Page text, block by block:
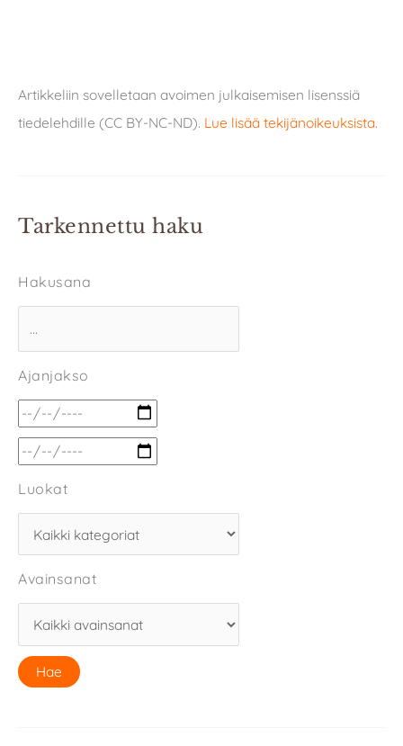
Artikkeliin sovelletaan avoimen julkaisemisen lisenssiä
tiedelehdille (CC BY-NC-ND). Lue lisää tekijänoikeuksista.
Tarkennettu haku
Hakusana
Ajanjakso
Luokat
Avainsanat